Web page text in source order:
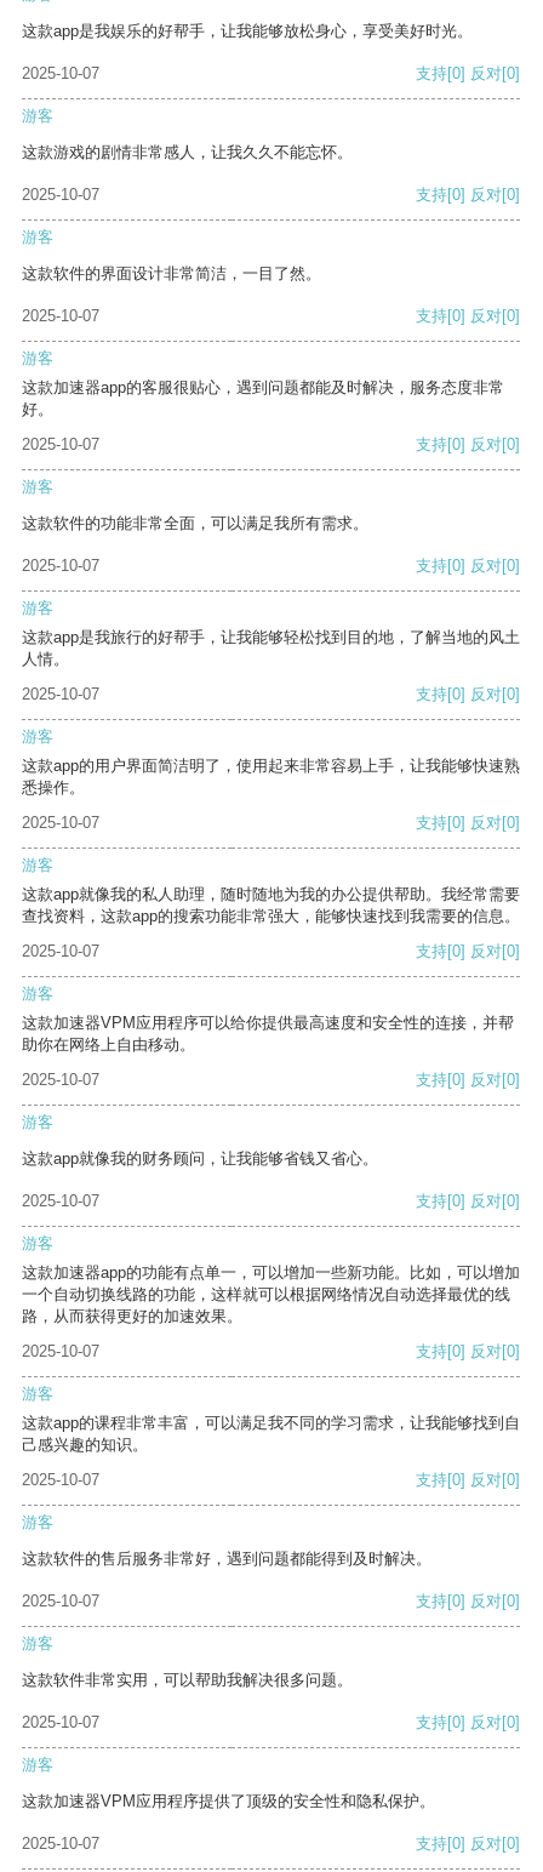
这款app是我娱乐的好帮手，让我能够放松身心，享受美好时光。
2025-10-07 支持[0] 反对[0]
游客
这款游戏的剧情非常感人，让我久久不能忘怀。
2025-10-07 支持[0] 反对[0]
游客
这款软件的界面设计非常简洁，一目了然。
2025-10-07 支持[0] 反对[0]
游客
这款加速器app的客服很贴心，遇到问题都能及时解决，服务态度非常
好。
2025-10-07
支持[0] 反对[0]
游客
这款软件的功能非常全面，可以满足我所有需求。
2025-10-07 支持[0] 反对[0]
游客
这款app是我旅行的好帮手，让我能够轻松找到目的地，了解当地的风土
人情。
2025-10-07
支持[0] 反对[0]
游客
这款app的用户界面简洁明了，使用起来非常容易上手，让我能够快速熟
悉操作。
2025-10-07
支持[0] 反对[0]
游客
这款app就像我的私人助理，随时随地为我的办公提供帮助。我经常需要
查找资料，这款app的搜索功能非常强大，能够快速找到我需要的信息。
2025-10-07
支持[0] 反对[0]
游客
这款加速器VPM应用程序可以给你提供最高速度和安全性的连接，并帮
助你在网络上自由移动。
2025-10-07
支持[0] 反对[0]
游客
这款app就像我的财务顾问，让我能够省钱又省心。
2025-10-07 支持[0] 反对[0]
游客
这款加速器app的功能有点单一，可以增加一些新功能。比如，可以增加
一个自动切换线路的功能，这样就可以根据网络情况自动选择最优的线
路，从而获得更好的加速效果。
2025-10-07
支持[0] 反对[0]
游客
这款app的课程非常丰富，可以满足我不同的学习需求，让我能够找到自
己感兴趣的知识。
2025-10-07
支持[0] 反对[0]
游客
这款软件的售后服务非常好，遇到问题都能得到及时解决。
2025-10-07 支持[0] 反对[0]
游客
这款软件非常实用，可以帮助我解决很多问题。
2025-10-07 支持[0] 反对[0]
游客
这款加速器VPM应用程序提供了顶级的安全性和隐私保护。
2025-10-07 支持[0] 反对[0]